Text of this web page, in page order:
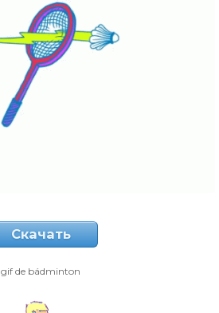
Скачать
gif de bádminton